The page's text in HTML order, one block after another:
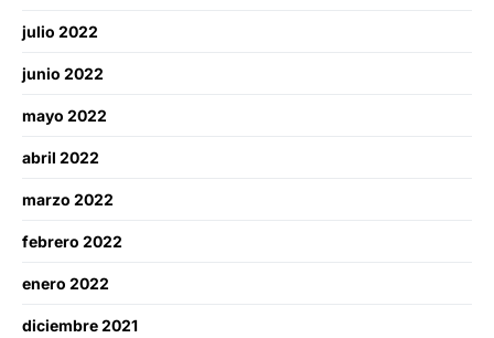
julio 2022
junio 2022
mayo 2022
abril 2022
marzo 2022
febrero 2022
enero 2022
diciembre 2021